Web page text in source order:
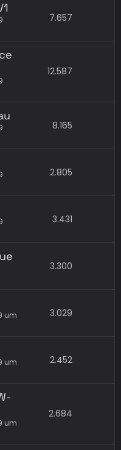
7.657
12.587
8.165
2.805
3.431
3.300
um
3.029
um
2.452
um
2.684